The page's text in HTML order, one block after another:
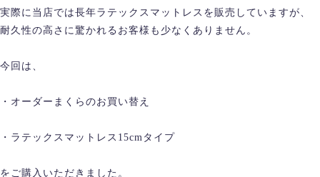
実際に当店では長年ラテックスマットレスを販売していますが、
耐久性の高さに驚かれるお客様も少なくありません。
今回は、
・オーダーまくらのお買い替え
・ラテックスマットレス15cmタイプ
をご購入いただきました。